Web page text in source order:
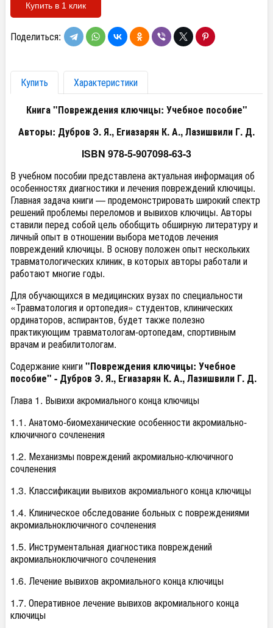
Купить в 1 клик
Поделиться:
Купить
Характеристики
Книга "Повреждения ключицы: Учебное пособие"
Авторы: Дубров Э. Я., Егиазарян К. А., Лазишвили Г. Д.
ISBN 978-5-907098-63-3
В учебном пособии представлена актуальная информация об
особенностях диагностики и лечения повреждений ключицы.
Главная задача книги — продемонстрировать широкий спектр
решений проблемы переломов и вывихов ключицы. Авторы
ставили перед собой цель обобщить обширную литературу и
личный опыт в отношении выбора методов лечения
повреждений ключицы. В основу положен опыт нескольких
травматологических клиник, в которых авторы работали и
работают многие годы.
Для обучающихся в медицинских вузах по специальности
«Травматология и ортопедия» студентов, клинических
ординаторов, аспирантов, будет также полезно
практикующим травматологам-ортопедам, спортивным
врачам и реабилитологам.
Содержание книги"Повреждения ключицы: Учебное
пособие" - Дубров Э. Я., Егиазарян К. А., Лазишвили Г. Д.
Глава 1. Вывихи акромиального конца ключицы
1.1. Анатомо-биомеханические особенности акромиально-
ключичного сочленения
1.2. Механизмы повреждений акромиально-ключичного
сочленения
1.3. Классификации вывихов акромиального конца ключицы
1.4. Клиническое обследование больных с повреждениями
акромиальноключичного сочленения
1.5. Инструментальная диагностика повреждений
акромиальноключичного сочленения
1.6. Лечение вывихов акромиального конца ключицы
1.7. Оперативное лечение вывихов акромиального конца
ключицы